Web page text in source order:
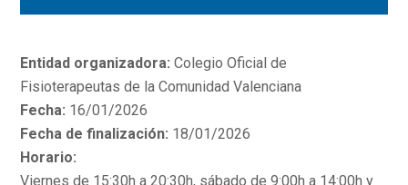
Entidad organizadora: Colegio Oficial de
Fisioterapeutas de la Comunidad Valenciana
Fecha: 16/01/2026
Fecha de finalización: 18/01/2026
Horario:
Viernes de 15:30h a 20:30h, sábado de 9:00h a 14:00h y